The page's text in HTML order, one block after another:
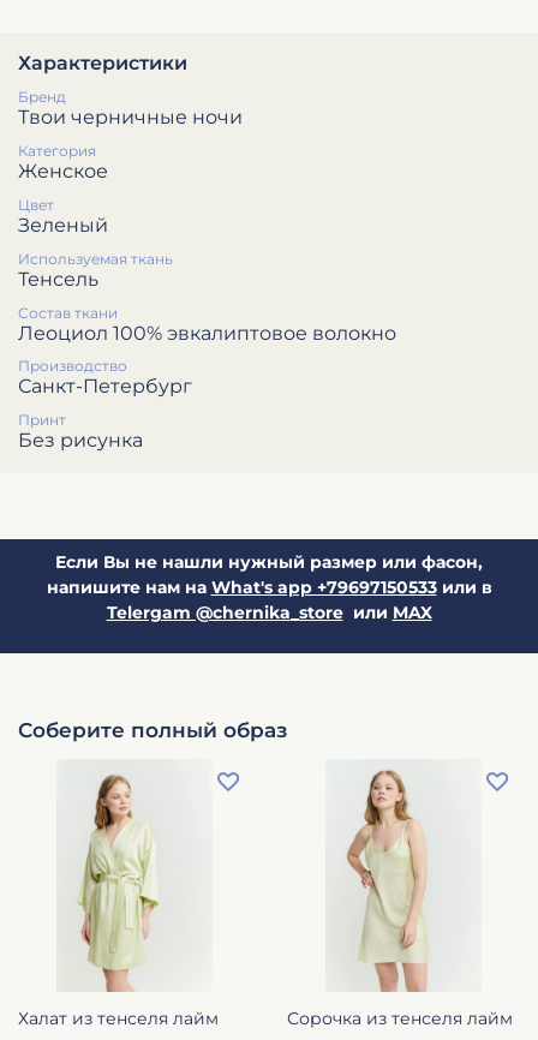
Характеристики
Бренд
Твои черничные ночи
Категория
Женское
Цвет
Зеленый
Используемая ткань
Тенсель
Состав ткани
Леоциол 100% эвкалиптовое волокно
Производство
Санкт-Петербург
Принт
Без рисунка
Если Вы не нашли нужный размер или фасон,
напишите нам на What's app +79697150533или в
Telergam @chernika_storeили MAX
Соберите полный образ
Халат из тенселя лайм Сорочка из тенселя лайм